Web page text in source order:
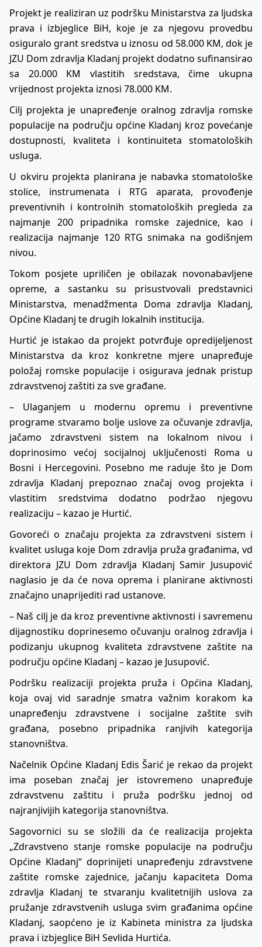
Projekt je realiziran uz podršku Ministarstva za ljudska
prava i izbjeglice BiH, koje je za njegovu provedbu
osiguralo grant sredstva u iznosu od 58.000 KM, dok je
JZU Dom zdravlja Kladanj projekt dodatno sufinansirao
sa 20.000 KM vlastitih sredstava, čime ukupna
vrijednost projekta iznosi 78.000 KM.
Cilj projekta je unapređenje oralnog zdravlja romske
populacije na području općine Kladanj kroz povećanje
dostupnosti, kvaliteta i kontinuiteta stomatoloških
usluga.
U okviru projekta planirana je nabavka stomatološke
stolice, instrumenata i RTG aparata, provođenje
preventivnih i kontrolnih stomatoloških pregleda za
najmanje 200 pripadnika romske zajednice, kao i
realizacija najmanje 120 RTG snimaka na godišnjem
nivou.
Tokom posjete upriličen je obilazak novonabavljene
opreme, a sastanku su prisustvovali predstavnici
Ministarstva, menadžmenta Doma zdravlja Kladanj,
Općine Kladanj te drugih lokalnih institucija.
Hurtić je istakao da projekt potvrđuje opredijeljenost
Ministarstva da kroz konkretne mjere unapređuje
položaj romske populacije i osigurava jednak pristup
zdravstvenoj zaštiti za sve građane.
– Ulaganjem u modernu opremu i preventivne
programe stvaramo bolje uslove za očuvanje zdravlja,
jačamo zdravstveni sistem na lokalnom nivou i
doprinosimo većoj socijalnoj uključenosti Roma u
Bosni i Hercegovini. Posebno me raduje što je Dom
zdravlja Kladanj prepoznao značaj ovog projekta i
vlastitim sredstvima dodatno podržao njegovu
realizaciju – kazao je Hurtić.
Govoreći o značaju projekta za zdravstveni sistem i
kvalitet usluga koje Dom zdravlja pruža građanima, vd
direktora JZU Dom zdravlja Kladanj Samir Jusupović
naglasio je da će nova oprema i planirane aktivnosti
značajno unaprijediti rad ustanove.
– Naš cilj je da kroz preventivne aktivnosti i savremenu
dijagnostiku doprinesemo očuvanju oralnog zdravlja i
podizanju ukupnog kvaliteta zdravstvene zaštite na
području općine Kladanj – kazao je Jusupović.
Podršku realizaciji projekta pruža i Općina Kladanj,
koja ovaj vid saradnje smatra važnim korakom ka
unapređenju zdravstvene i socijalne zaštite svih
građana, posebno pripadnika ranjivih kategorija
stanovništva.
Načelnik Općine Kladanj Edis Šarić je rekao da projekt
ima poseban značaj jer istovremeno unapređuje
zdravstvenu zaštitu i pruža podršku jednoj od
najranjivijih kategorija stanovništva.
Sagovornici su se složili da će realizacija projekta
„Zdravstveno stanje romske populacije na području
Općine Kladanj“ doprinijeti unapređenju zdravstvene
zaštite romske zajednice, jačanju kapaciteta Doma
zdravlja Kladanj te stvaranju kvalitetnijih uslova za
pružanje zdravstvenih usluga svim građanima općine
Kladanj, saopćeno je iz Kabineta ministra za ljudska
prava i izbjeglice BiH Sevlida Hurtića.